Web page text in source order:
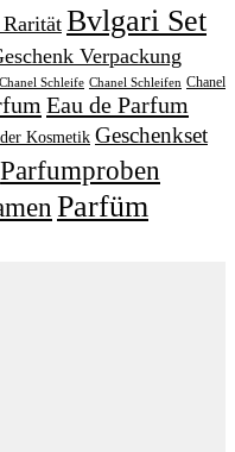
Bvlgari Set
Verpackung
Chanel Schleife Chanel Schleifen Chanel
Eau de Parfum
Kosmetik Geschenkset
Parfumproben
Parfüm